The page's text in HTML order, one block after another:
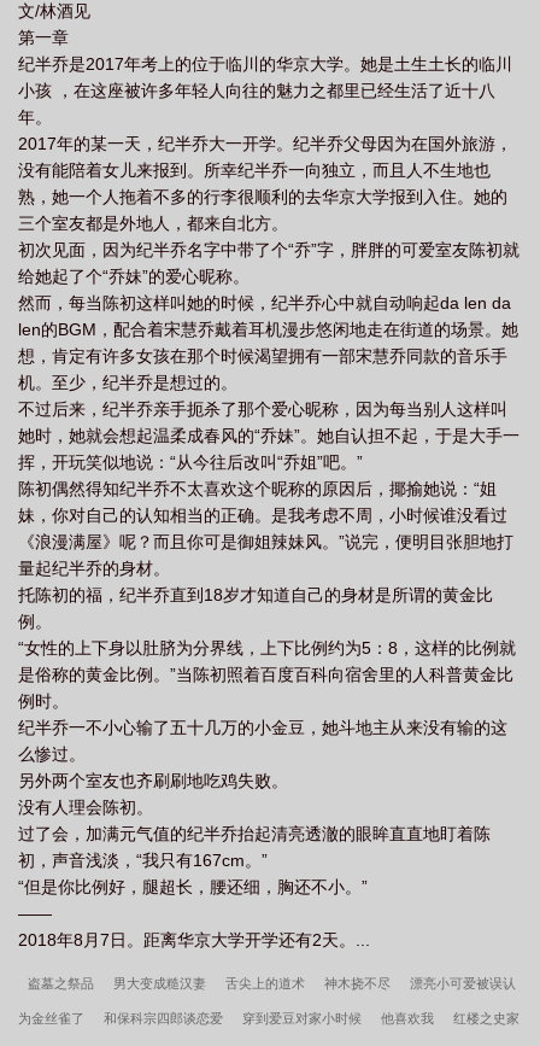
文/林酒见
第一章
纪半乔是2017年考上的位于临川的华京大学。她是土生土长的临川
小孩 ，在这座被许多年轻人向往的魅力之都里已经生活了近十八
年。
2017年的某一天，纪半乔大一开学。纪半乔父母因为在国外旅游，
没有能陪着女儿来报到。所幸纪半乔一向独立，而且人不生地也
熟，她一个人拖着不多的行李很顺利的去华京大学报到入住。她的
三个室友都是外地人，都来自北方。
初次见面，因为纪半乔名字中带了个“乔”字，胖胖的可爱室友陈初就
给她起了个“乔妹”的爱心昵称。
然而，每当陈初这样叫她的时候，纪半乔心中就自动响起da len da
len的BGM，配合着宋慧乔戴着耳机漫步悠闲地走在街道的场景。她
想，肯定有许多女孩在那个时候渴望拥有一部宋慧乔同款的音乐手
机。至少，纪半乔是想过的。
不过后来，纪半乔亲手扼杀了那个爱心昵称，因为每当别人这样叫
她时，她就会想起温柔成春风的“乔妹”。她自认担不起，于是大手一
挥，开玩笑似地说：“从今往后改叫“乔姐”吧。”
陈初偶然得知纪半乔不太喜欢这个昵称的原因后，揶揄她说：“姐
妹，你对自己的认知相当的正确。是我考虑不周，小时候谁没看过
《浪漫满屋》呢？而且你可是御姐辣妹风。”说完，便明目张胆地打
量起纪半乔的身材。
托陈初的福，纪半乔直到18岁才知道自己的身材是所谓的黄金比
例。
“女性的上下身以肚脐为分界线，上下比例约为5：8，这样的比例就
是俗称的黄金比例。”当陈初照着百度百科向宿舍里的人科普黄金比
例时。
纪半乔一不小心输了五十几万的小金豆，她斗地主从来没有输的这
么惨过。
另外两个室友也齐刷刷地吃鸡失败。
没有人理会陈初。
过了会，加满元气值的纪半乔抬起清亮透澈的眼眸直直地盯着陈
初，声音浅淡，“我只有167cm。”
“但是你比例好，腿超长，腰还细，胸还不小。”
——
2018年8月7日。距离华京大学开学还有2天。...
盗墓之祭品 男大变成糙汉妻 舌尖上的道术 神木挠不尽 漂亮小可爱被误认
为金丝雀了 和保科宗四郎谈恋爱 穿到爱豆对家小时候 他喜欢我 红楼之史家